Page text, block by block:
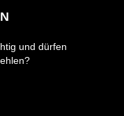
und dürfen